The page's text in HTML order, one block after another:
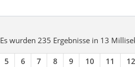
Es wurden 235 Ergebnisse in 13
5 6 7 8 9 10 11 12